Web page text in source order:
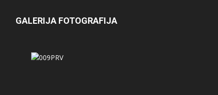
GALERIJA FOTOGRAFIJA